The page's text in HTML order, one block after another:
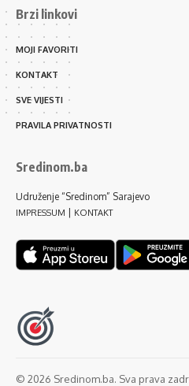
Brzi linkovi
MOJI FAVORITI
KONTAKT
SVE VIJESTI
PRAVILA PRIVATNOSTI
Sredinom.ba
Udruženje “Sredinom” Sarajevo
IMPRESSUM | KONTAKT
© 2026 Sredinom.ba. Sva prava